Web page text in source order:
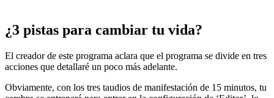
¿3 pistas para cambiar tu vida?
El creador de este programa aclara que el programa se divide en tres
acciones que detallaré un poco más adelante.
Obviamente, con los tres taudios de manifestación de 15 minutos, tu